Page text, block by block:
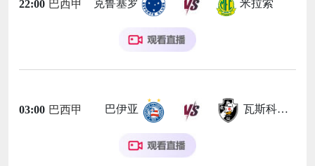
22:00 巴西甲 克鲁塞罗 米拉索
03:00 巴西甲 巴伊亚 瓦斯科达伽马